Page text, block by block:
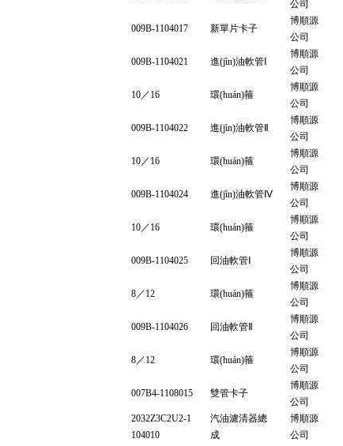
公司
009B-1104017 新單片卡子
博順源
公司
009B-1104021 進(jìn)油軟管Ⅰ
博順源
公司
10／16 環(huán)箍
博順源
公司
009B-1104022 進(jìn)油軟管Ⅱ
博順源
公司
10／16 環(huán)箍
博順源
公司
009B-1104024 進(jìn)油軟管Ⅳ
博順源
公司
10／16 環(huán)箍
博順源
公司
009B-1104025 回油軟管Ⅰ
博順源
公司
8／12 環(huán)箍
博順源
公司
009B-1104026 回油軟管Ⅱ
博順源
公司
8／12 環(huán)箍
博順源
公司
007B4-1108015 雙管卡子
博順源
公司
2032Z3C2U2-1
104010
汽油濾清器總
成
博順源
公司